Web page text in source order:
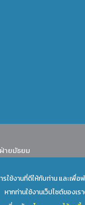
ายมัธยม
รใช้งานที่ดีให้กับท่าน และเ
หากท่านใช้งานเว็ปไซต์ของเ